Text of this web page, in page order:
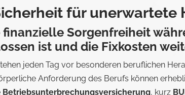
für unerwartete
finanzielle Sorgenfreiheit
ist und die Fixkosten
jeden Tag vor besonderen beruflichen
Anforderung des Berufs können
Betriebsunterbrechungsversicherung, kurz